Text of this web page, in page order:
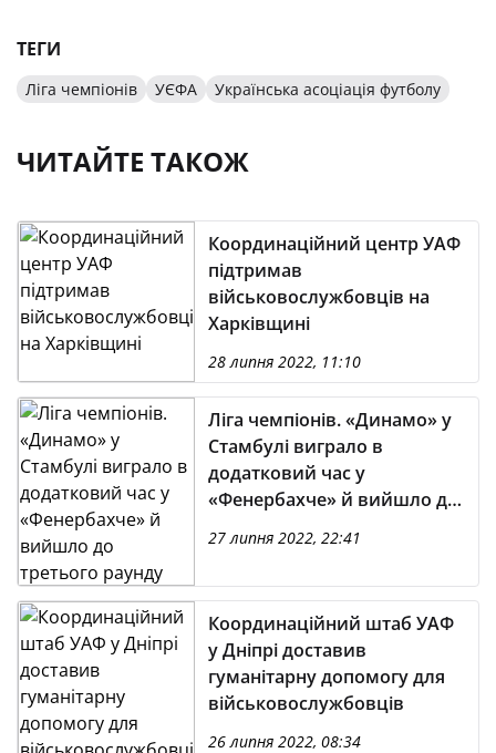
ТЕГИ
Ліга чемпіонів УЄФА Українська асоціація футболу
ЧИТАЙТЕ ТАКОЖ
Координаційний центр УАФ
підтримав
військовослужбовців на
Харківщині
28 липня 2022, 11:10
Ліга чемпіонів. «Динамо» у
Стамбулі виграло в
додатковий час у
«Фенербахче» й вийшло до
27 липня 2022, 22:41
Координаційний штаб УАФ
у Дніпрі доставив
гуманітарну допомогу для
військовослужбовців
26 липня 2022, 08:34